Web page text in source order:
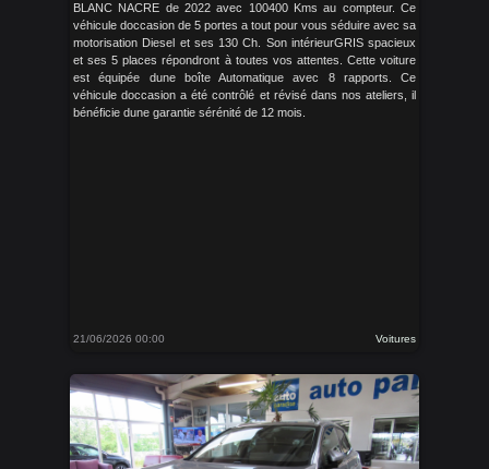
BLANC NACRE de 2022 avec 100400 Kms au compteur. Ce
véhicule doccasion de 5 portes a tout pour vous séduire avec sa
motorisation Diesel et ses 130 Ch. Son intérieurGRIS spacieux
et ses 5 places répondront à toutes vos attentes. Cette voiture
est équipée dune boîte Automatique avec 8 rapports. Ce
véhicule doccasion a été contrôlé et révisé dans nos ateliers, il
bénéficie dune garantie sérénité de 12 mois.
21/06/2026 00:00 Voitures